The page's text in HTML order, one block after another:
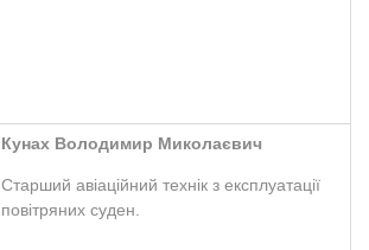
Кунах Володимир Миколаєвич
Старший авіаційний технік з експлуатації
повітряних суден.